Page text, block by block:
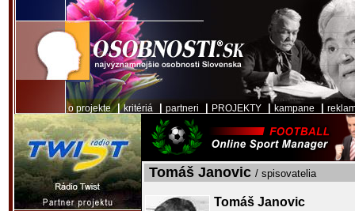
o projekte|kritériá partneri PROJEKTY kampane
Tomáš Janovic / spisovatelia
Tomáš Janovic